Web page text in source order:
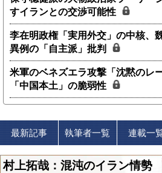
すイランとの交渉可能性
李在明政権「実用外交」の中核、
異例の「自主派」批判
米軍のベネズエラ攻撃「沈黙のレ
「中国本土」の脆弱性
最新記事 執筆者一覧 連載一
村上拓哉：混沌のイラン情勢